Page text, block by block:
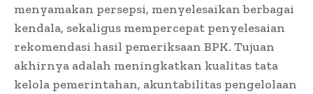
menyamakan persepsi, menyelesaikan berbagai
kendala, sekaligus mempercepat penyelesaian
rekomendasi hasil pemeriksaan BPK. Tujuan
akhirnya adalah meningkatkan kualitas tata
kelola pemerintahan, akuntabilitas pengelolaan